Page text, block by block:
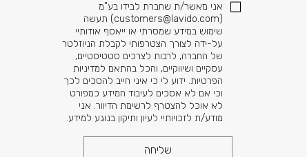
אני מאשר/ת שחברת לבידו בע"מ
(
customers@lavido.com) תעשה
שימוש במידע שמסרתי או ייאסף אודותיי
על-ידה לצורך הצטרפותי לקבלת הניוזלטר
של החברה, לרבות לצרכים סטטיסטיים,
עסקיים ושיווקיים, והכל בהתאם למדיניות
הפרטיות. ידוע לי כי איני חייב להסכים לכך
וכי אם לא אסכים לעיבוד המידע כמפורט
לא אוכל להצטרף לרשימת הדיוור. אני
מודע/ת לזכויותיי לעיון ותיקון בנוגע למידע.
שליחה